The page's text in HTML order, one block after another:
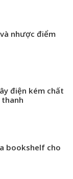
nhược điểm
điện kém chất
bookshelf cho